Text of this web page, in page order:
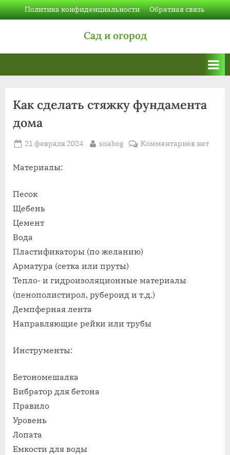
Skip
to
Политика конфиденциальности Обратная связь
Сад и огород
Как сделать стяжку фундамента
дома
Posted
21 февраля 2024 By
snabog Комментариевкнет
Материалы:
Песок
Щебень
Цемент
Вода
Пластификаторы (по желанию)
Арматура (сетка или пруты)
Тепло- и гидроизоляционные материалы
(пенополистирол, рубероид и т.д.)
Демпферная лента
Направляющие рейки или трубы
Инструменты:
Бетономешалка
Вибратор для бетона
Правило
Уровень
Лопата
Емкости для воды